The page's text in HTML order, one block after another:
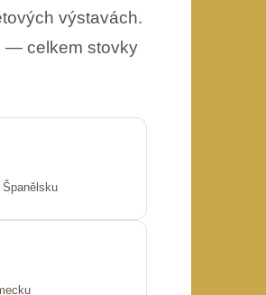
výstavách.
— celkem stovky